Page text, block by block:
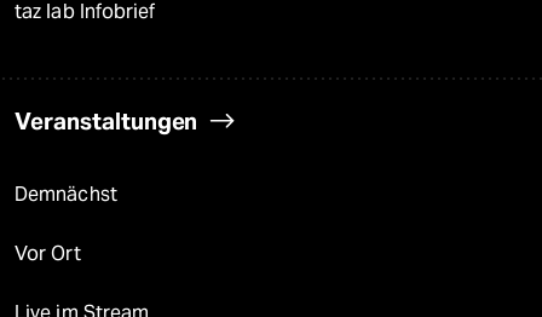
taz lab Infobrief
Veranstaltungen
Demnächst
Vor Ort